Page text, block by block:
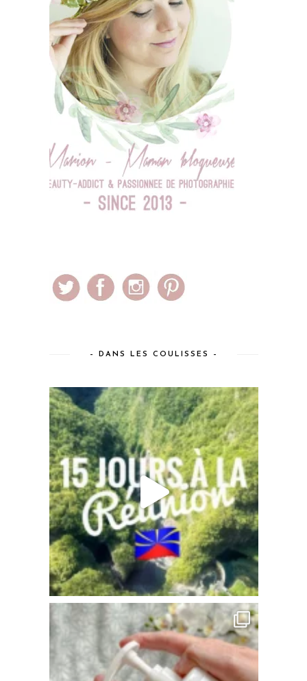
– DANS LES COULISSES –